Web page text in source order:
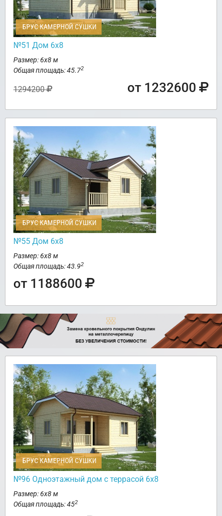
БРУС КАМЕРНОЙ СУШКИ
№51 Дом 6х8
Размер: 6х8 м
Общая площадь: 45.72
1294200 от 1232600
БРУС КАМЕРНОЙ СУШКИ
№55 Дом 6х8
Размер: 6х8 м
Общая площадь: 43.92
от 1188600
БРУС КАМЕРНОЙ СУШКИ
№96 Одноэтажный дом с террасой 6х8
Размер: 6х8 м
Общая площадь: 452